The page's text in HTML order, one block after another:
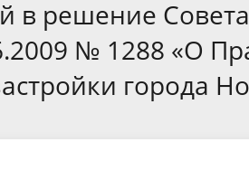
Структура
Информация о проверках
депутатов предыдущих созывов
Обратная связь для сообщений о
фактах коррупции
решение Совета
№ 1288 «О
города